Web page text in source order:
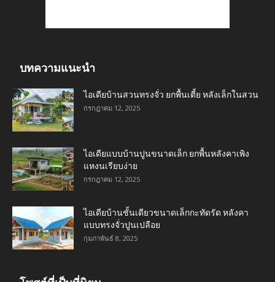
บทความแนะนำ
ไอเดียบ้านสวนทรงจั่ว ยกพื้นเตี้ย หลังเล็กในสวน
กรกฎาคม 12, 2025
ไอเดียแบบบ้านปูนขนาดเล็ก ยกพื้นหลังคาเพิง
แหงนเรียบง่าย
กรกฎาคม 12, 2025
ไอเดียบ้านชั้นเดียวขนาดเล็กกะทัดรัด หลังคา
แบบทรงจั่วปูนเปลือย
กุมภาพันธ์ 8, 2025